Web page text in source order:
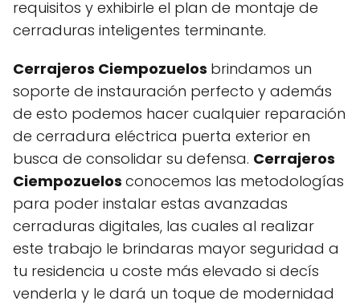
requisitos y exhibirle el plan de montaje de
cerraduras inteligentes terminante.
Cerrajeros Ciempozuelos brindamos un
soporte de instauración perfecto y además
de esto podemos hacer cualquier reparación
de cerradura eléctrica puerta exterior en
busca de consolidar su defensa. Cerrajeros
Ciempozuelos conocemos las metodologías
para poder instalar estas avanzadas
cerraduras digitales, las cuales al realizar
este trabajo le brindaras mayor seguridad a
tu residencia u coste más elevado si decís
venderla y le dará un toque de modernidad